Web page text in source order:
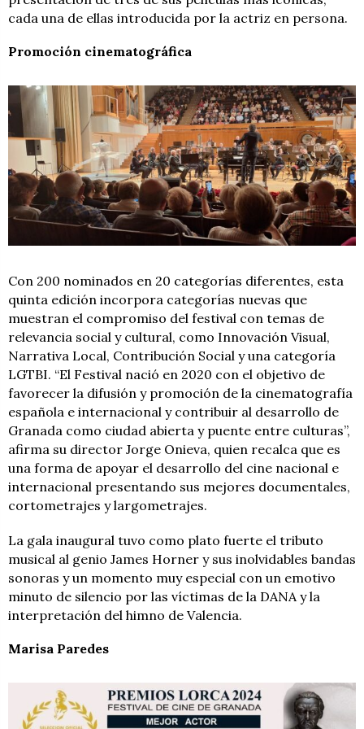
cada una de ellas introducida por la actriz en persona.
Promoción cinematográfica
Con 200 nominados en 20 categorías diferentes, esta
quinta edición incorpora categorías nuevas que
muestran el compromiso del festival con temas de
relevancia social y cultural, como Innovación Visual,
Narrativa Local, Contribución Social y una categoría
LGTBI. “El Festival nació en 2020 con el objetivo de
favorecer la difusión y promoción de la cinematografía
española e internacional y contribuir al desarrollo de
Granada como ciudad abierta y puente entre culturas”,
afirma su director Jorge Onieva, quien recalca que es
una forma de apoyar el desarrollo del cine nacional e
internacional presentando sus mejores documentales,
cortometrajes y largometrajes.
La gala inaugural tuvo como plato fuerte el tributo
musical al genio James Horner y sus inolvidables bandas
sonoras y un momento muy especial con un emotivo
minuto de silencio por las víctimas de la DANA y la
interpretación del himno de Valencia.
Marisa Paredes